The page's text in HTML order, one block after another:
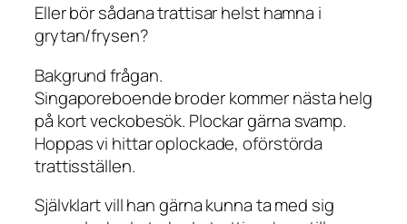
Eller bör sådana trattisar helst hamna i
grytan/frysen?
Bakgrund frågan.
Singaporeboende broder kommer nästa helg
på kort veckobesök. Plockar gärna svamp.
Hoppas vi hittar oplockade, oförstörda
trattisställen.
Självklart vill han gärna kunna ta med sig